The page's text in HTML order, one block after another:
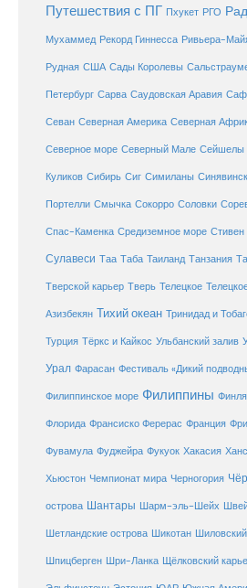
Путешествия с ПГ Пхукет РГО
Мухаммед Рекорд Гиннесса Ривьера-
Рудная США Сады Королевы
Петербург Сарва Саудовская Аравия
Севан Северная Америка Северная
Северное море Северный Мале Сейшелы
Куликов Сибирь Сиг Симиланы
Портелли Смычка Сокорро Соловки
Спас-Каменка Средиземное море Стивен
Сулавеси Таа Таба Таиланд Танзания
Тверской карьер Тверь Телецкое
Азизбекян Тихий океан Тринидад и
Турция Тёркс и Кайкос Ульбанский залив
Урал Фарасан Фестиваль «Дикий
Филиппинское море Филиппины
Флорида Франсиско Ферерас Франция
Фувамула Фуджейра Фукуок Хакасия
Хьюстон Чемпионат мира Черногория
острова Шантары Шарм-эль-Шейх
Шетландские острова Шикотан
Шпицберген Шри-Ланка Щёлковский